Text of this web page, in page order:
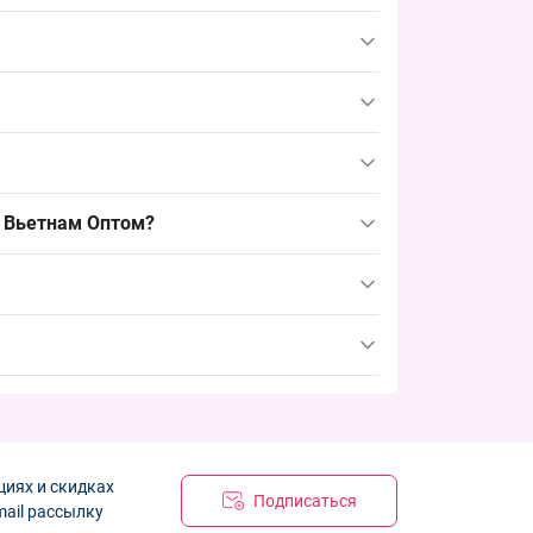
Вьетнам Оптом?
и скидках
рассылку
Подписаться